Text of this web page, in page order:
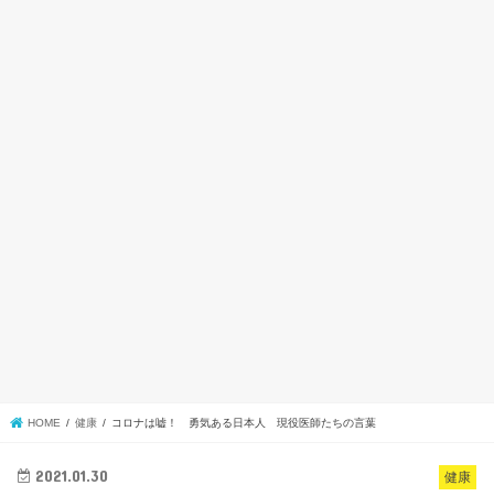
HOME 健康 コロナは嘘！ 勇気ある日本人 現役医師たちの言葉
健康
2021.01.30